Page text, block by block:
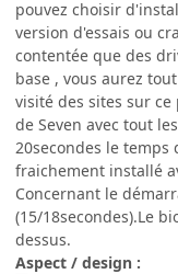
pouvez choisir
version d'essais ou
contentée que des
base , vous aurez
visité des sites sur
de Seven avec tout
20secondes le temps
fraichement installé
Concernant le
(15/18secondes).Le
dessus.
Aspect / design :